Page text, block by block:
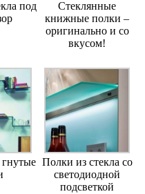
под
Стеклянные
книжные полки –
оригинально и со
вкусом!
Полки из стекла со
светодиодной
подсветкой